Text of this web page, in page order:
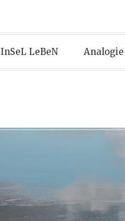
InSeL LeBeN Analogie